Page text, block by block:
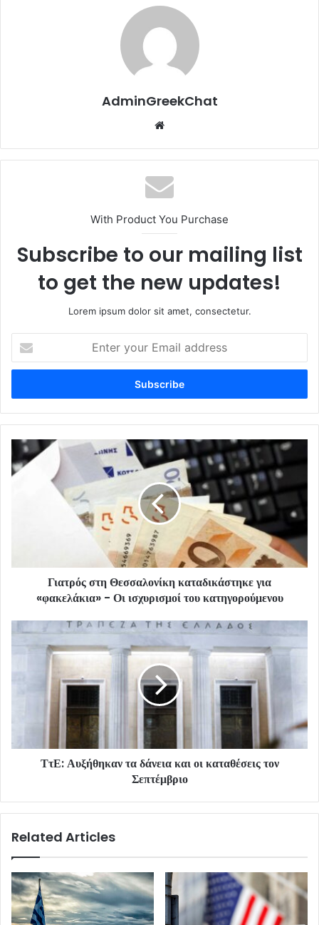
AdminGreekChat
With Product You Purchase
Subscribe to our mailing list
to get the new updates!
Lorem ipsum dolor sit amet, consectetur.
your
Email
Γιατρός στη Θεσσαλονίκη καταδικάστηκε για
«φακελάκια» - Οι ισχυρισμοί του κατηγορούμενου
ΤτΕ: Αυξήθηκαν τα δάνεια και οι καταθέσεις τον
Σεπτέμβριο
Related Articles